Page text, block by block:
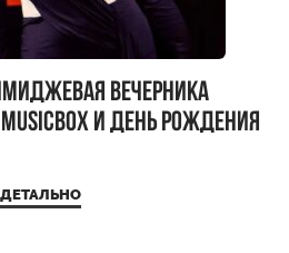
вечерника
и день рождения
ДЕТАЛЬНО